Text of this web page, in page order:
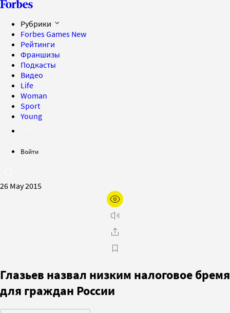
Рубрики
Forbes Games New
Рейтинги
Франшизы
Подкасты
Видео
Life
Woman
Sport
Young
Войти
26 May 2015
Глазьев назвал низким налоговое бремя
для граждан России